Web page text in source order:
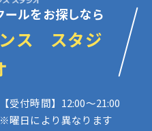
ルをお探しなら
ス スタジ
【受付時間】12:00〜21:00
※曜日により異なります